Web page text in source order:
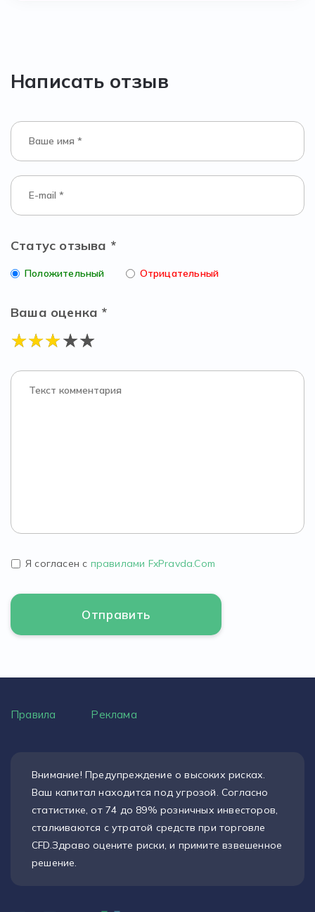
Написать отзыв
Статус отзыва *
Положительный Отрицательный
Ваша оценка *
Я согласен с правилами FxPravda.Com
Правила Реклама
Внимание! Предупреждение о высоких рисках.
Ваш капитал находится под угрозой. Согласно
статистике, от 74 до 89% розничных инвесторов,
сталкиваются с утратой средств при торговле
CFD.Здраво оцените риски, и примите взвешенное
решение.